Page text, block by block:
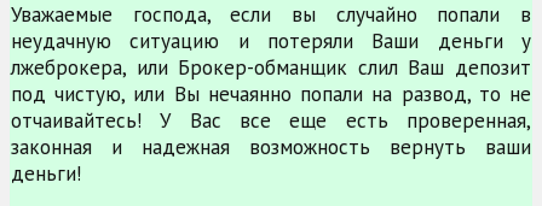
Уважаемые господа, если вы случайно попали в
неудачную ситуацию и потеряли Ваши деньги у
лжеброкера, или Брокер-обманщик слил Ваш депозит
под чистую, или Вы нечаянно попали на развод, то не
отчаивайтесь! У Вас все еще есть проверенная,
законная и надежная возможность вернуть ваши
деньги!